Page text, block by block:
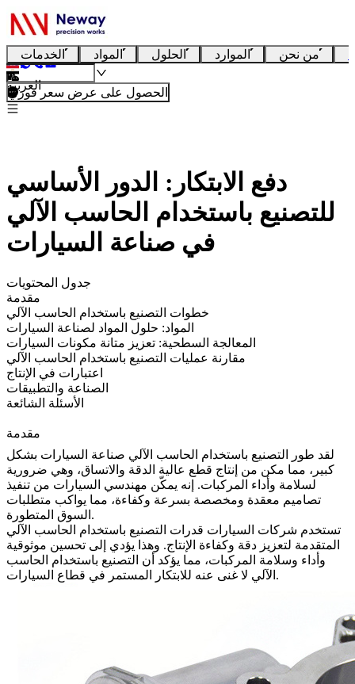
الخدمات المواد الحلول الموارد من نحن
العربية
الحصول على عرض سعر فوري
دفع الابتكار: الدور الأساسي
للتصنيع باستخدام الحاسب الآلي
في صناعة السيارات
جدول المحتويات
مقدمة
خطوات التصنيع باستخدام الحاسب الآلي
المواد: حلول المواد لصناعة السيارات
المعالجة السطحية: تعزيز متانة مكونات السيارات
مقارنة عمليات التصنيع باستخدام الحاسب الآلي
اعتبارات في الإنتاج
الصناعة والتطبيقات
الأسئلة الشائعة
مقدمة
لقد طور
التصنيع باستخدام الحاسب الآلي صناعة السيارات بشكل
كبير، مما مكن من إنتاج قطع عالية الدقة والاتساق، وهي ضرورية
لسلامة وأداء المركبات. إنه يمكّن مهندسي السيارات من تنفيذ
تصاميم معقدة ومخصصة بسرعة وكفاءة، مما يواكب متطلبات
السوق المتطورة.
تستخدم شركات السيارات قدرات التصنيع باستخدام الحاسب الآلي
المتقدمة لتعزيز دقة وكفاءة الإنتاج. وهذا يؤدي إلى تحسين موثوقية
وأداء وسلامة المركبات، مما يؤكد أن التصنيع باستخدام الحاسب
الآلي لا غنى عنه للابتكار المستمر في قطاع السيارات.